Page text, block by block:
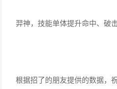
羿神，技能单体提升命中、破
根据招了的朋友提供的数据，